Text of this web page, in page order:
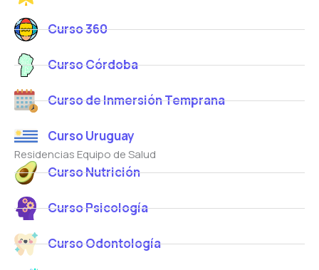
Curso 360
Curso Córdoba
Curso de Inmersión Temprana
Curso Uruguay
Residencias Equipo de Salud
Curso Nutrición
Curso Psicología
Curso Odontología